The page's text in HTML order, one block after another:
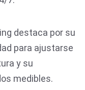
destaca por su
para ajustarse
y su
medibles.